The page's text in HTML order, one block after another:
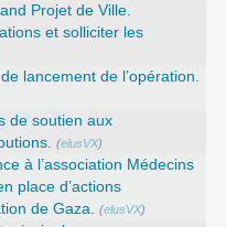
Projet de Ville.
et solliciter les
lancement de l’opération.
de soutien aux
(elusVX)
à l’association Médecins
place d’actions
de Gaza.
(elusVX)